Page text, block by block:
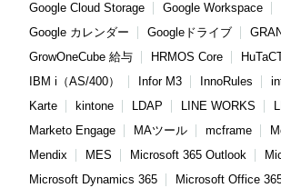
Google Cloud Storage
Google Workspace
Google カレンダー
Googleドライブ
GrowOneCube 給与
HRMOS Core
IBM i（AS/400）
Infor M3 InnoRules
Karte
kintone LDAP LINE WORKS
Marketo Engage
MAツール mcframe
Mendix
MES Microsoft 365 Outlook
Microsoft Dynamics 365
Microsoft Office